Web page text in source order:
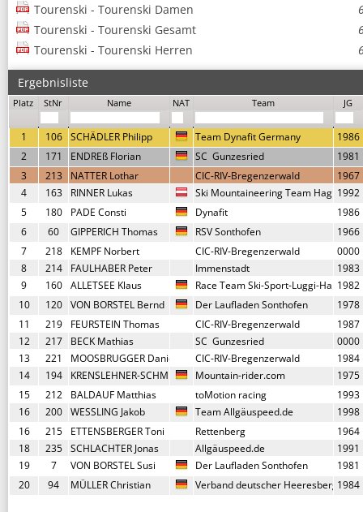
Tourenski - Tourenski Damen
Tourenski - Tourenski Gesamt
Tourenski - Tourenski Herren
Ergebnisliste
Platz StNr Name NAT Team JG
1 106 SCHÄDLER Philipp Team Dynafit Germany
1986
2
171 ENDREß Florian SC  Gunzesried
1981
3
213 NATTER Lothar CIC-RIV-Bregenzerwald
1967
4
163 RINNER Lukas Ski Mountaineering Team Haglöfs1992
5
180 PADE Consti Dynafit
1986
6
60 GIPPERICH Thomas RSV Sonthofen
1966
7
218 KEMPF Norbert CIC-RIV-Bregenzerwald
0000
8
214 FAULHABER Peter Immenstadt
1983
9
160 ALLETSEE Klaus Race Team Ski-Sport-Luggi-Halblech
1982
10
120 VON BORSTEL Bernd Der Laufladen Sonthofen
1978
11
219 FEURSTEIN Thomas CIC-RIV-Bregenzerwald
1987
12
217 BECK Mathias SC  Gunzesried
0000
13
221 MOOSBRUGGER Daniel CIC-RIV-Bregenzerwald
1984
14
194 KRENSLEHNER-SCHMID VerenaMountain-rider.com
1975
15
212 BALDAUF Matthias toMotion racing
1993
16
200 WESSLING Jakob Team Allgäuspeed.de
1998
16
215 ETTENSBERGER Toni Rettenberg
1964
18
235 SCHLACHTER Jonas Allgäuspeed.de
1991
19
7 VON BORSTEL Susi Der Laufladen Sonthofen
1981
20
94 MÜLLER Christian Verband deutscher 1984